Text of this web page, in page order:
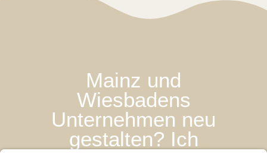
Mainz und
Wiesbadens
Unternehmen neu
gestalten? Ich